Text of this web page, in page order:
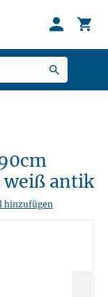
antik
hinzufügen